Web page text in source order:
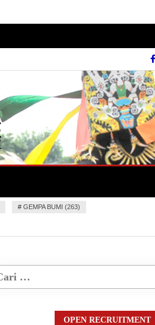
# GEMPA BUMI (263)
OPEN RECRUITMENT